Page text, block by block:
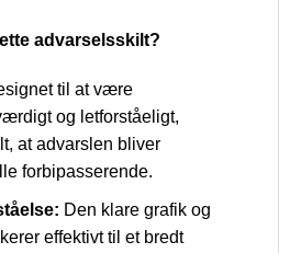
advarselsskilt?
til at være
og letforståeligt,
at advarslen bliver
forbipasserende.
Den klare grafik og
effektivt til et bredt